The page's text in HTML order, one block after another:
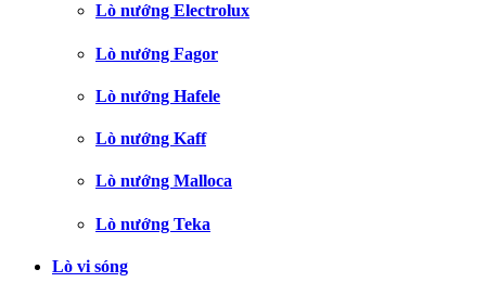
Lò nướng Electrolux
Lò nướng Fagor
Lò nướng Hafele
Lò nướng Kaff
Lò nướng Malloca
Lò nướng Teka
Lò vi sóng